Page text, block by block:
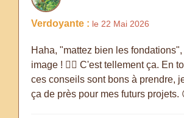
Verdoyante : le 22 Mai 2026
Haha, "mattez bien les
image ! 👍🏻 C'est tellement ça. En
ces conseils sont bons à prendre,
ça de près pour mes futurs projets.